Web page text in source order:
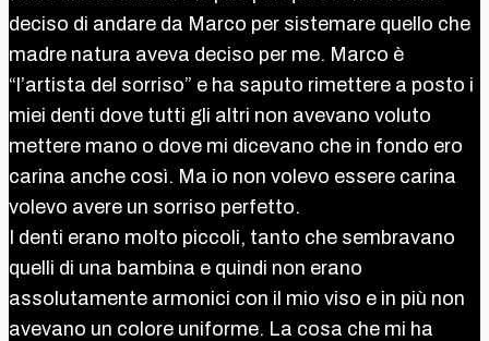
deciso di andare da Marco per sistemare quello che
madre natura aveva deciso per me. Marco è
“l’artista del sorriso” e ha saputo rimettere a posto i
miei denti dove tutti gli altri non avevano voluto
mettere mano o dove mi dicevano che in fondo ero
carina anche così. Ma io non volevo essere carina
volevo avere un sorriso perfetto.
I denti erano molto piccoli, tanto che sembravano
quelli di una bambina e quindi non erano
assolutamente armonici con il mio viso e in più non
avevano un colore uniforme. La cosa che mi ha